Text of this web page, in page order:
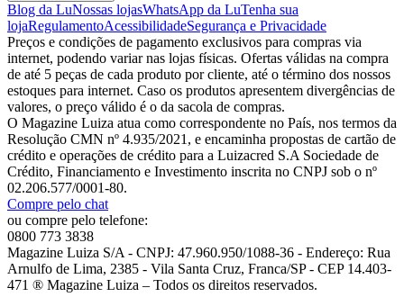
Blog da LuNossas lojasWhatsApp da LuTenha sua
lojaRegulamentoAcessibilidadeSegurança e Privacidade
Preços e condições de pagamento exclusivos para compras via
internet, podendo variar nas lojas físicas. Ofertas válidas na compra
de até 5 peças de cada produto por cliente, até o término dos nossos
estoques para internet. Caso os produtos apresentem divergências de
valores, o preço válido é o da sacola de compras.
O Magazine Luiza atua como correspondente no País, nos termos da
Resolução CMN nº 4.935/2021, e encaminha propostas de cartão de
crédito e operações de crédito para a Luizacred S.A Sociedade de
Crédito, Financiamento e Investimento inscrita no CNPJ sob o nº
02.206.577/0001-80.
Compre pelo chat
ou compre pelo telefone:
0800 773 3838
Magazine Luiza S/A - CNPJ: 47.960.950/1088-36 - Endereço: Rua
Arnulfo de Lima, 2385 - Vila Santa Cruz, Franca/SP - CEP 14.403-
471 ® Magazine Luiza – Todos os direitos reservados.